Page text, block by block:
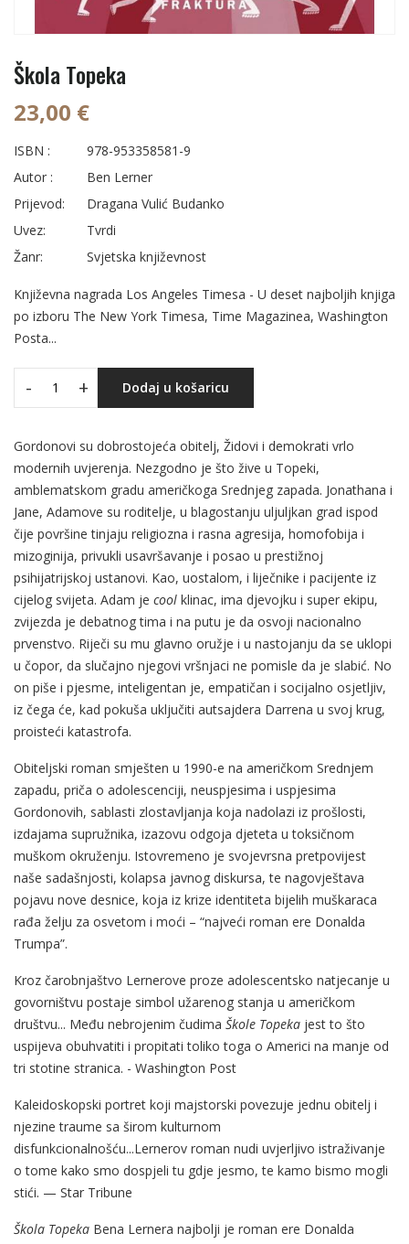
Škola Topeka
23,00 €
ISBN :
978-953358581-9
Autor :
Ben Lerner
Prijevod:
Dragana Vulić Budanko
Uvez:
Tvrdi
Žanr:
Svjetska književnost
Književna nagrada Los Angeles Timesa - U deset najboljih knjiga
po izboru The New York Timesa, Time Magazinea, Washington
Posta...
- + Dodaj u košaricu
Gordonovi su dobrostojeća obitelj, Židovi i demokrati vrlo
modernih uvjerenja. Nezgodno je što žive u Topeki,
amblematskom gradu američkoga Srednjeg zapada. Jonathana i
Jane, Adamove su roditelje, u blagostanju uljuljkan grad ispod
čije površine tinjaju religiozna i rasna agresija, homofobija i
mizoginija, privukli usavršavanje i posao u prestižnoj
psihijatrijskoj ustanovi. Kao, uostalom, i liječnike i pacijente iz
cijelog svijeta. Adam je cool klinac, ima djevojku i super ekipu,
zvijezda je debatnog tima i na putu je da osvoji nacionalno
prvenstvo. Riječi su mu glavno oružje i u nastojanju da se uklopi
u čopor, da slučajno njegovi vršnjaci ne pomisle da je slabić. No
on piše i pjesme, inteligentan je, empatičan i socijalno osjetljiv,
iz čega će, kad pokuša uključiti autsajdera Darrena u svoj krug,
proisteći katastrofa.
Obiteljski roman smješten u 1990-e na američkom Srednjem
zapadu, priča o adolescenciji, neuspjesima i uspjesima
Gordonovih, sablasti zlostavljanja koja nadolazi iz prošlosti,
izdajama supružnika, izazovu odgoja djeteta u toksičnom
muškom okruženju. Istovremeno je svojevrsna pretpovijest
naše sadašnjosti, kolapsa javnog diskursa, te nagovještava
pojavu nove desnice, koja iz krize identiteta bijelih muškaraca
rađa želju za osvetom i moći – “najveći roman ere Donalda
Trumpa”.
Kroz čarobnjaštvo Lernerove proze adolescentsko natjecanje u
govorništvu postaje simbol užarenog stanja u američkom
društvu... Među nebrojenim čudima Škole Topeka jest to što
uspijeva obuhvatiti i propitati toliko toga o Americi na manje od
tri stotine stranica. - Washington Post
Kaleidoskopski portret koji majstorski povezuje jednu obitelj i
njezine traume sa širom kulturnom
disfunkcionalnošću...Lernerov roman nudi uvjerljivo istraživanje
o tome kako smo dospjeli tu gdje jesmo, te kamo bismo mogli
stići. — Star Tribune
Škola Topeka Bena Lernera najbolji je roman ere Donalda